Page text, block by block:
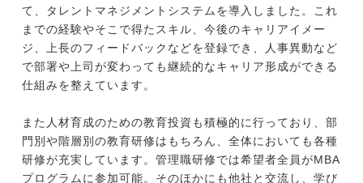
て、タレントマネジメントシステムを導入しました。これ
までの経験やそこで得たスキル、今後のキャリアイメー
ジ、上長のフィードバックなどを登録でき、人事異動など
で部署や上司が変わっても継続的なキャリア形成ができる
仕組みを整えています。
また人材育成のための教育投資も積極的に行っており、部
門別や階層別の教育研修はもちろん、全体においても各種
研修が充実しています。管理職研修では希望者全員がMBA
プログラムに参加可能。そのほかにも他社と交流し、学び